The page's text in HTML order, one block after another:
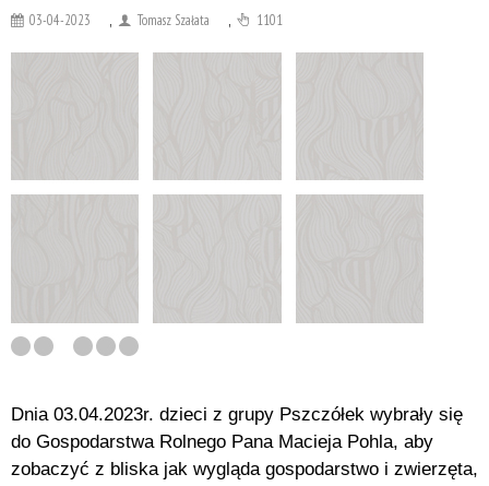
03-04-2023 Tomasz Szałata 1101
Dnia 03.04.2023r. dzieci z grupy Pszczółek wybrały się
do Gospodarstwa Rolnego Pana Macieja Pohla, aby
zobaczyć z bliska jak wygląda gospodarstwo i zwierzęta,